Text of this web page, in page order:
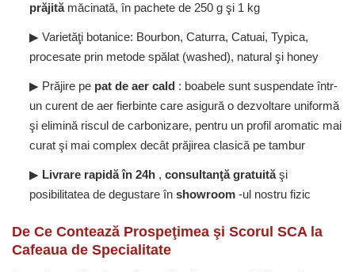
prăjitămăcinată, în pachete de 250 g şi 1 kg
▶ Varietăţi botanice: Bourbon, Caturra, Catuai, Typica,
procesate prin metode spălat (washed), natural şi honey
▶ Prăjire pe pat de aer cald : boabele sunt suspendate într-
un curent de aer fierbinte care asigură o dezvoltare uniformă
şi elimină riscul de carbonizare, pentru un profil aromatic mai
curat şi mai complex decât prăjirea clasică pe tambur
▶ Livrare rapidă în 24h , consultanţă gratuităşi
posibilitatea de degustare în showroom -ul nostru fizic
De Ce Contează Prospeţimea şi Scorul SCA la
Cafeaua de Specialitate